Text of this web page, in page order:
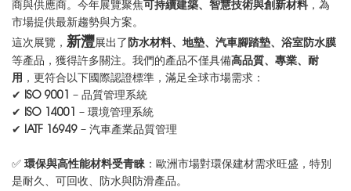
商與供應商。今年展覽聚焦可持續建築、智慧技術與創新材料 ，為
市場提供最新趨勢與方案。
這次展覽， 新灃展出了 防水材料、地墊、汽車腳踏墊、浴室防水膜
等產品，獲得許多關注。我們的產品不僅具備高品質、專業、耐
用 ，更符合以下國際認證標準，滿足全球市場需求：
✔ ISO 9001 – 品質管理系統
✔ ISO 14001 – 環境管理系統
✔ IATF 16949 – 汽車產業品質管理
✅ 環保與高性能材料受青睞 ：歐洲市場對環保建材需求旺盛，特別
是耐久、可回收、防水與防滑產品。